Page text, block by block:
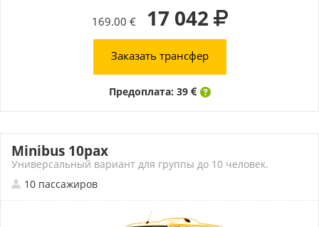
169.00 € 17 042
Заказать трансфер
Предоплата: 39
Minibus 10pax
Универсальный вариант для группы до 10 человек.
10 пассажиров